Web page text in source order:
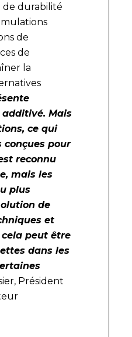
de durabilité
de
de
la
Mais
ce qui
conçues pour
reconnu
mais les
plus
de
et
peut être
dans les
Président